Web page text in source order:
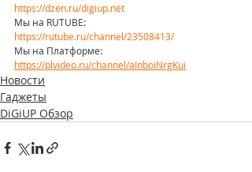
https://dzen.ru/digiup.net
Мы на RUTUBE:
https://rutube.ru/channel/23508413/
Мы на Платформе:
https://plvideo.ru/channel/aInboiNrgKui
Новости
Гаджеты
DiGiUP Обзор